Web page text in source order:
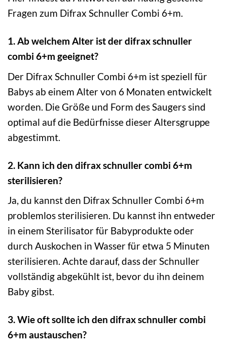
Fragen zum Difrax Schnuller Combi 6+m.
1. Ab welchem Alter ist der difrax schnuller
combi 6+m geeignet?
Der Difrax Schnuller Combi 6+m ist speziell für
Babys ab einem Alter von 6 Monaten entwickelt
worden. Die Größe und Form des Saugers sind
optimal auf die Bedürfnisse dieser Altersgruppe
abgestimmt.
2. Kann ich den difrax schnuller combi 6+m
sterilisieren?
Ja, du kannst den Difrax Schnuller Combi 6+m
problemlos sterilisieren. Du kannst ihn entweder
in einem Sterilisator für Babyprodukte oder
durch Auskochen in Wasser für etwa 5 Minuten
sterilisieren. Achte darauf, dass der Schnuller
vollständig abgekühlt ist, bevor du ihn deinem
Baby gibst.
3. Wie oft sollte ich den difrax schnuller combi
6+m austauschen?